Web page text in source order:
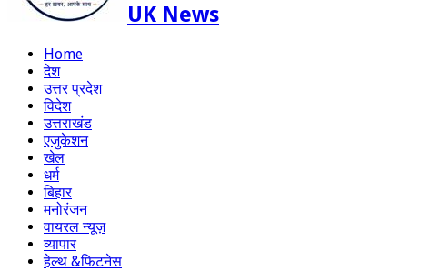
UK News
Home
देश
उत्तर प्रदेश
विदेश
उत्तराखंड
एजुकेशन
खेल
धर्म
बिहार
मनोरंजन
वायरल न्यूज़
व्यापार
हेल्थ &फिटनेस